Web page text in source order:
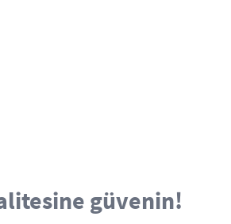
güvenin!